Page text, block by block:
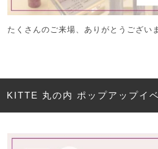
たくさんのご来場、ありがとうござい
KITTE 丸の内 ポップアップイ